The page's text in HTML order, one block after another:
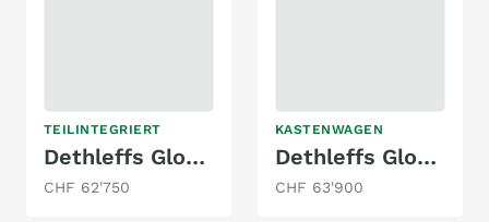
TEILINTEGRIERT
Dethleffs Globebus Go T 45
CHF 62'750
KASTENWAGEN
Dethleffs Globetrail Advantage 640 ES Fiat
CHF 63'900